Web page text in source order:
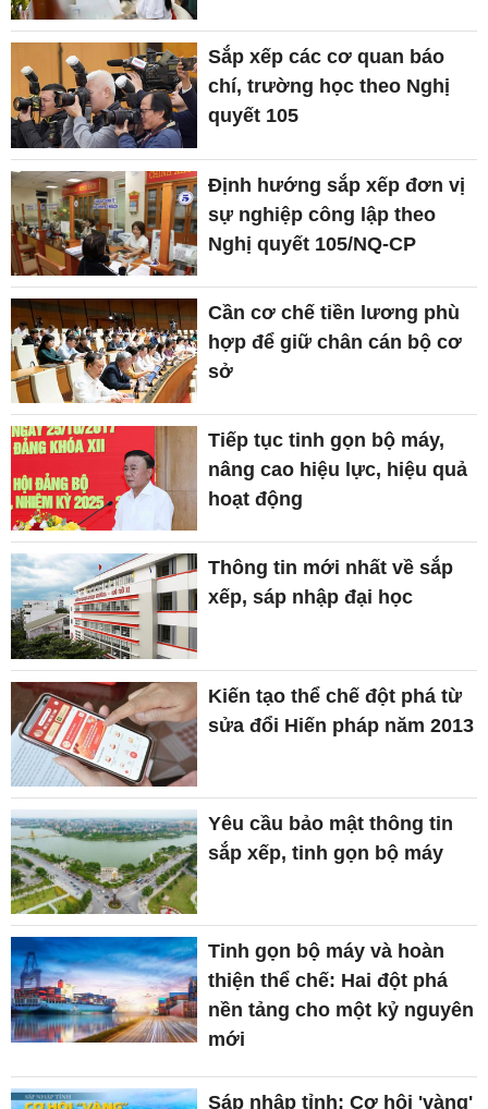
Sắp xếp các cơ quan báo
chí, trường học theo Nghị
quyết 105
Định hướng sắp xếp đơn vị
sự nghiệp công lập theo
Nghị quyết 105/NQ-CP
Cần cơ chế tiền lương phù
hợp để giữ chân cán bộ cơ
sở
Tiếp tục tinh gọn bộ máy,
nâng cao hiệu lực, hiệu quả
hoạt động
Thông tin mới nhất về sắp
xếp, sáp nhập đại học
Kiến tạo thể chế đột phá từ
sửa đổi Hiến pháp năm 2013
Yêu cầu bảo mật thông tin
sắp xếp, tinh gọn bộ máy
Tinh gọn bộ máy và hoàn
thiện thể chế: Hai đột phá
nền tảng cho một kỷ nguyên
mới
Sáp nhập tỉnh: Cơ hội 'vàng'